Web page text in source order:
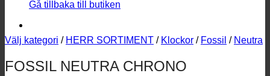
Gå tillbaka till butiken
Välj kategori / HERR SORTIMENT / Klockor / Fossil / Neutra
FOSSIL NEUTRA CHRONO